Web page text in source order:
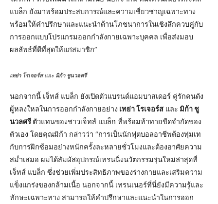
แบล็ก ยังมาพร้อมประสบการณ์และความเชี่ยวชาญเฉพาะทาง
พร้อมให้คำปรึกษาและแนะนำด้านโภชนาการในเชิงลึกควบคู่กับ
การออกแบบโปรแกรมออกกำลังกายเฉพาะบุคคล เพื่อส่งมอบ
ผลลัพธ์ที่ดีที่สุดให้แก่สมาชิก”
เทย่า โรเจอร์สและ มิก้า ชูนวลศรี
นอกจากนี้ เจ็ทส์ แบล็ก ยังเปิดตัวแบรนด์แอมบาสเดอร์ คู่รักคนดัง
ผู้หลงใหลในการออกกำลังกายอย่าง เทย่า โรเจอร์ส และ มิก้า ชู
นวลศรี ตัวแทนของชาวเจ็ทส์ แบล็ก ที่พร้อมท้าทายขีดจำกัดของ
ตัวเอง โดยคุณมิก้า กล่าวว่า “การเป็นนักฟุตบอลอาชีพต้องทุ่มเท
กับการฝึกซ้อมอย่างหนักครั้งละหลายชั่วโมงและต้องอาศัยความ
สม่ำเสมอ ผมได้สัมผัสอุปกรณ์เทรนนิ่งนวัตกรรมรุ่นใหม่ล่าสุดที่
เจ็ทส์ แบล็ก ซึ่งช่วยเพิ่มประสิทธิภาพของร่างกายและเสริมความ
แข็งแกร่งของกล้ามเนื้อ นอกจากนี้ เทรนเนอร์ที่นี่ยังมีความรู้และ
ทักษะเฉพาะทาง สามารถให้คำปรึกษาและแนะนำในการออก